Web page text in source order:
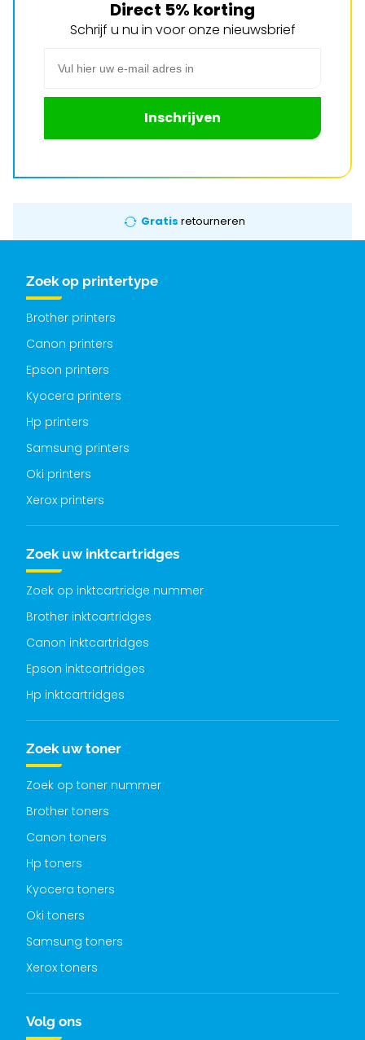
Direct 5% korting
Schrijf u nu in voor onze nieuwsbrief
Inschrijven
Gratis retourneren
Zoek op printertype
Brother printers
Canon printers
Epson printers
Kyocera printers
Hp printers
Samsung printers
Oki printers
Xerox printers
Zoek uw inktcartridges
Zoek op inktcartridge nummer
Brother inktcartridges
Canon inktcartridges
Epson inktcartridges
Hp inktcartridges
Zoek uw toner
Zoek op toner nummer
Brother toners
Canon toners
Hp toners
Kyocera toners
Oki toners
Samsung toners
Xerox toners
Volg ons